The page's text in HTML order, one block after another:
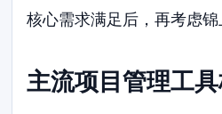
核心需求满足后，再考虑锦
主流项目管理工